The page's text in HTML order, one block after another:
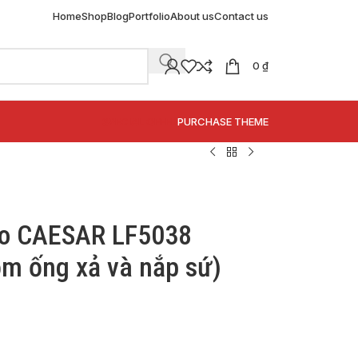
HomeShopBlogPortfolioAbout usContact us
0 ₫
PURCHASE THEME
LF5038
ống xả và nắp sứ)